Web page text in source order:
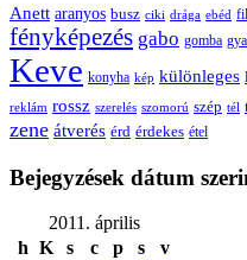
Anett aranyos busz ciki drága ebéd
fényképezés gabo gomba
Keve konyha kép különleges
reklám rossz szerelés szomorú szép tél
zene átverés érd érdekes étel
Bejegyzések dátum
2011. április
h K s c p s
v